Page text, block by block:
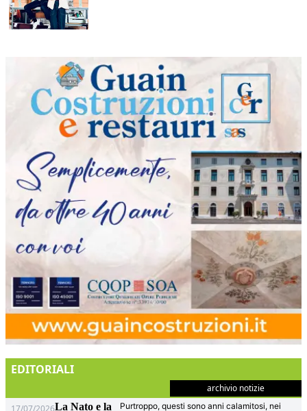
EDITORIALI
archivio notizie
La Nato e la
Purtroppo, questi sono anni calamitosi, nei